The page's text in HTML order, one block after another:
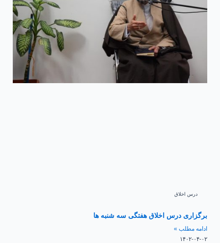
درس اخلاق
برگزاری درس اخلاق هفتگی سه شنبه ها
ادامه مطلب »
۱۴۰۲-۰۴-۰۲